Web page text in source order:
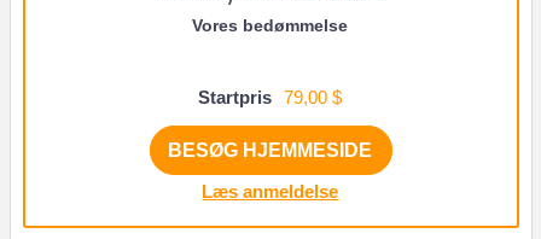
Startpris 79,00 $
Vores bedømmelse
BESØG HJEMMESIDE
Læs anmeldelse